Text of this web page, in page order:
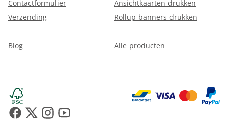
Contactformulier
Verzending
Blog
Ansichtkaarten drukken
Rollup banners drukken
Alle producten